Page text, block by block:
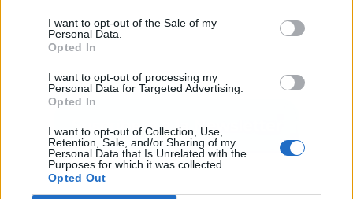
I want to opt-out of the Sale of my
Personal Data.
Opted In
I want to opt-out of processing my
Personal Data for Targeted Advertising.
Opted In
I want to opt-out of Collection, Use,
Retention, Sale, and/or Sharing of my
Personal Data that Is Unrelated with the
Purposes for which it was collected.
Opted Out